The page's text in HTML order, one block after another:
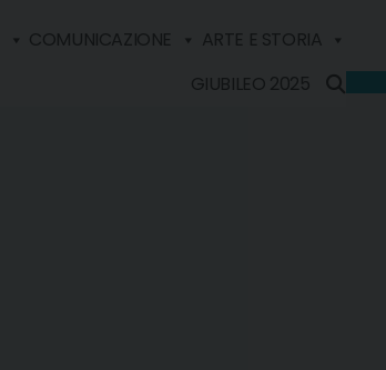
COMUNICAZIONE
ARTE E STORIA
GIUBILEO 2025